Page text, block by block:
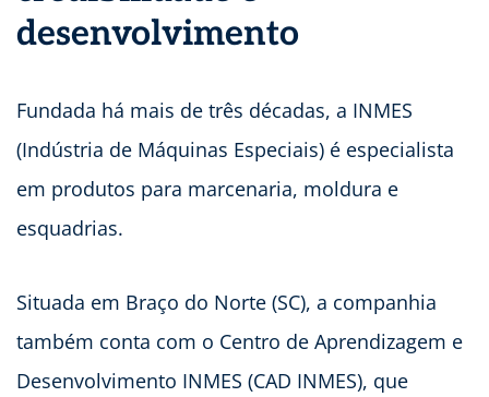
desenvolvimento
Fundada há mais de três décadas, a INMES
(Indústria de Máquinas Especiais) é especialista
em produtos para marcenaria, moldura e
esquadrias.
Situada em Braço do Norte (SC), a companhia
também conta com o Centro de Aprendizagem e
Desenvolvimento INMES (CAD INMES), que